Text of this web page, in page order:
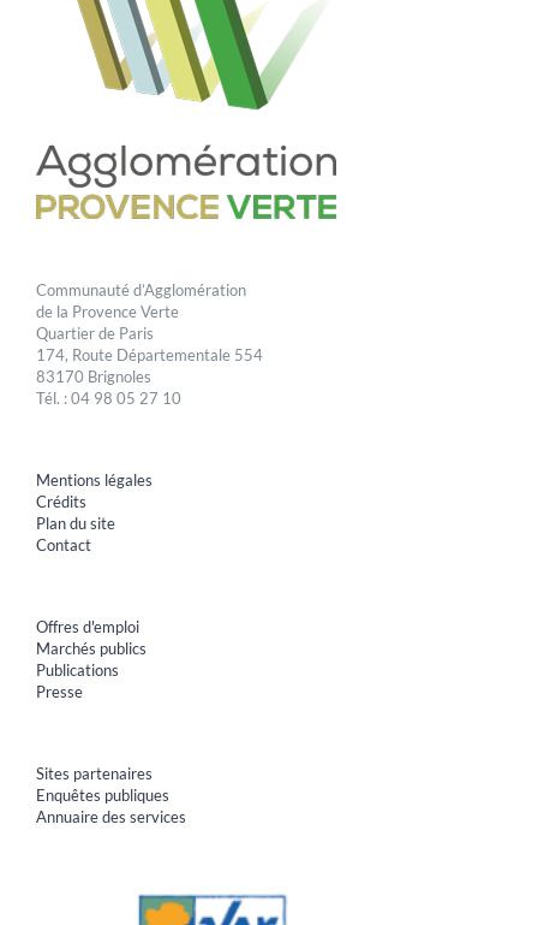
Communauté d’Agglomération
de la Provence Verte
Quartier de Paris
174, Route Départementale 554
83170 Brignoles
Tél. : 04 98 05 27 10
Mentions légales
Crédits
Plan du site
Contact
Offres d'emploi
Marchés publics
Publications
Presse
Sites partenaires
Enquêtes publiques
Annuaire des services